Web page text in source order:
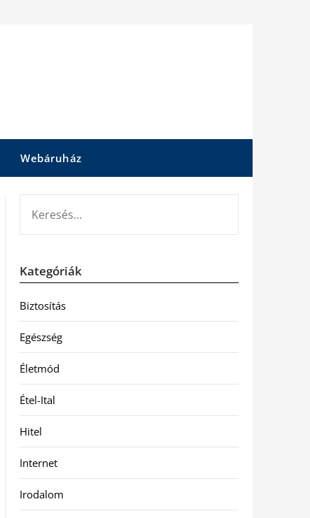
Webáruház
Kategóriák
Biztosítás
Egészség
Életmód
Étel-Ital
Hitel
Internet
Irodalom